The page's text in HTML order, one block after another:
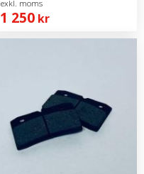
1 250 kr